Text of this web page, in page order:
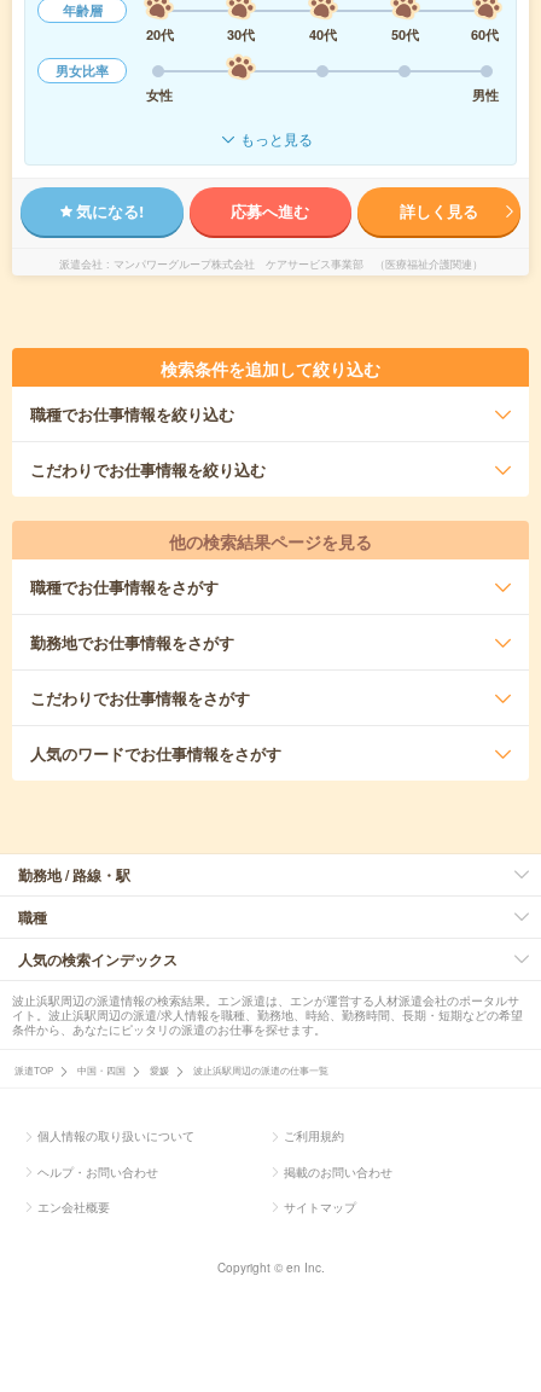
年齢層
20代
30代 40代 50代
60代
男女比率
女性
男性
もっと見る
気になる! 応募へ進む 詳しく見る
派遣会社 マンパワーグループ株式会社 ケアサービス事業部 （医療福祉介護関連）
検索条件を追加して絞り込む
職種でお仕事情報を絞り込む
こだわりでお仕事情報を絞り込む
他の検索結果ページを見る
職種でお仕事情報をさがす
勤務地でお仕事情報をさがす
こだわりでお仕事情報をさがす
人気のワードでお仕事情報をさがす
勤務地 / 路線・駅
職種
人気の検索インデックス
波止浜駅周辺の派遣情報の検索結果。エン派遣は、エンが運営する人材派遣会社のポータルサ
イト。波止浜駅周辺の派遣/求人情報を職種、勤務地、時給、勤務時間、長期・短期などの希望
条件から、あなたにピッタリの派遣のお仕事を探せます。
派遣TOP 中国・四国 愛媛 波止浜駅周辺の派遣の仕事一覧
個人情報の取り扱いについて ご利用規約
ヘルプ・お問い合わせ 掲載のお問い合わせ
エン会社概要 サイトマップ
Copyright © en Inc.